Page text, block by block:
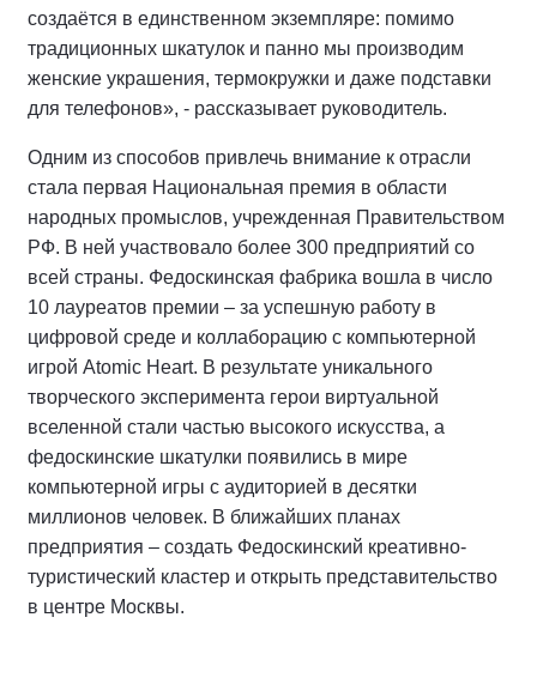
создаётся в единственном экземпляре: помимо
традиционных шкатулок и панно мы производим
женские украшения, термокружки и даже подставки
для телефонов», - рассказывает руководитель.
Одним из способов привлечь внимание к отрасли
стала первая Национальная премия в области
народных промыслов, учрежденная Правительством
РФ. В ней участвовало более 300 предприятий со
всей страны. Федоскинская фабрика вошла в число
10 лауреатов премии – за успешную работу в
цифровой среде и коллаборацию с компьютерной
игрой Atomic Heart. В результате уникального
творческого эксперимента герои виртуальной
вселенной стали частью высокого искусства, а
федоскинские шкатулки появились в мире
компьютерной игры с аудиторией в десятки
миллионов человек. В ближайших планах
предприятия – создать Федоскинский креативно-
туристический кластер и открыть представительство
в центре Москвы.